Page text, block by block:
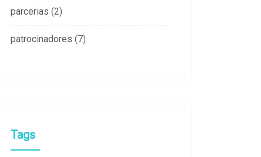
parcerias (2)
patrocinadores (7)
Tags